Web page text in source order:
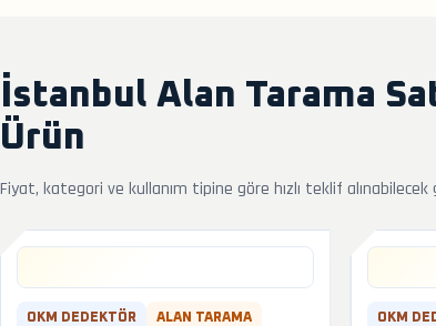
İstanbul Alan Tarama
Ürün
Fiyat, kategori ve kullanım tipine göre hızlı teklif alınabilecek
OKM DEDEKTÖR ALAN TARAMA OKM